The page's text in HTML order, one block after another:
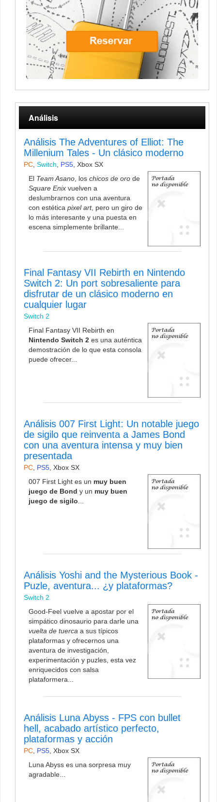
Análisis
Análisis The Adventures of Elliot: The
Millenium Tales - Un clásico moderno
PC, Switch, PS5, Xbox SX
El Team Asano, los chicos de oro de
Square Enix vuelven a
deslumbrarnos con una aventura
con estética pixel art, pero un giro de
lo más interesante y una puesta en
escena simplemente brillante...
Final Fantasy VII Rebirth en Nintendo
Switch 2: Un port sobresaliente para
disfrutar de un clásico moderno en
cualquier lugar
Switch 2
Final Fantasy VII Rebirth en
Nintendo Switch 2 es una auténtica
demostración de lo que esta consola
puede ofrecer...
Análisis 007 First Light: Un notable juego
de sigilo que reinventa a James Bond
con una aventura intensa y muy bien
presentada
PC PS5 Xbox SX
007 First Light es un muy buen
juego de Bond y un muy buen
juego de sigilo
Análisis Yoshi and the Mysterious Book -
Puzle, aventura... ¿y plataformas?
Switch 2
Good-Feel vuelve a apostar por el
simpático dinosaurio para darle una
vuelta de tuerca a sus típicos
plataformas y ofrecernos una
aventura de investigación,
experimentación y puzles, esta vez
enriquecidos con salsa
plataformera...
Análisis Luna Abyss - FPS con bullet
hell, acabado artístico perfecto,
plataformas y acción
PC PS5 Xbox SX
Luna Abyss es una sorpresa muy
agradable...